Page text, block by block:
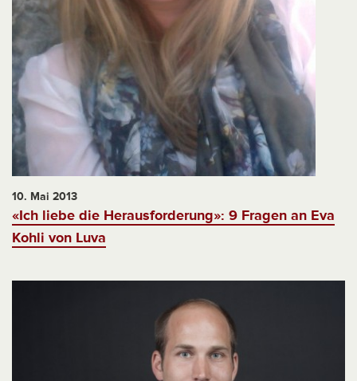
10. Mai 2013
«Ich liebe die Herausforderung»: 9 Fragen an Eva
Kohli von Luva